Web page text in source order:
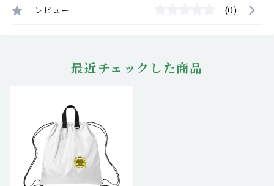
レビュー (0)
最近チェックした商品